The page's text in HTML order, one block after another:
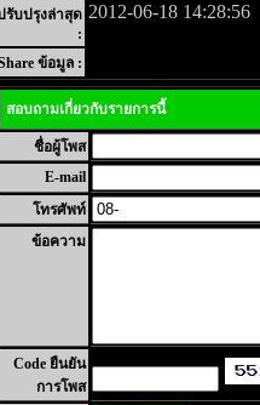
รับปรุงล่าสุด
:
2012-06-18 14:28:56
ข้อมูล :
สอบถามเกี่ยวกับรายการนี้
ชื่อผู้โพส
E-mail
โทรศัพท์
ข้อความ
Code ยืนยัน
การโพส